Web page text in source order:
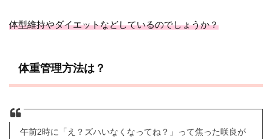
体型維持やダイエットなどしているのでしょうか？
体重管理方法は？
午前2時に「え？ズハいなくなってね？」って焦った咲良が